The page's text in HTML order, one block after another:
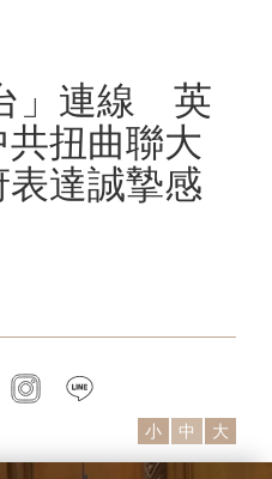
」連線 英
共扭曲聯大
達誠摯感
twitter instagram
小 中 大